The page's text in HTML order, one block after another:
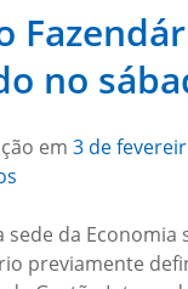
no
em 3 de
sede da Economia
previamente